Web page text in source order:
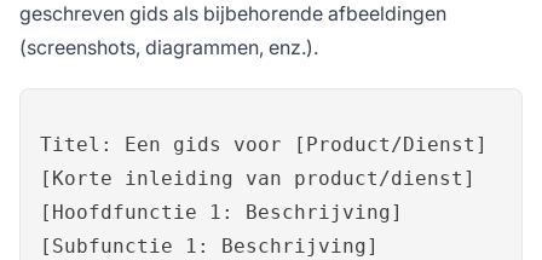
geschreven gids als bijbehorende afbeeldingen
(screenshots, diagrammen, enz.).
Titel: Een gids voor [Product/Dienst]
[Korte inleiding van product/dienst]
[Hoofdfunctie 1: Beschrijving]
[Subfunctie 1: Beschrijving]